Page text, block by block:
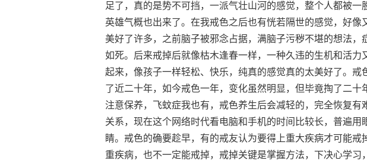
足了，真的是势不可挡，一派气壮山河的感觉，整个人都被
英雄气概也出来了。在我戒色之后也有恍若隔世的感觉，好
美好了许多，之前脑子被邪念占据，满脑子污秽不堪的想法，
如死。后来戒掉后就像枯木逢春一样，一种久违的生机和活力
起来，像孩子一样轻松、快乐，纯真的感觉真的太美好了。戒
了近二十年，如今戒色一年，变化虽然明显，但毕竟掏了二十
注意保养，飞蚊症我也有，戒色养生后会减轻的，完全恢复有
关系，现在这个网络时代看电脑和手机的时间比较长，普遍用
睛。戒色的确要趁早，有的戒友认为要得上重大疾病才可能
重疾病，也不一定能戒掉，戒掉关键是掌握方法，下决心学